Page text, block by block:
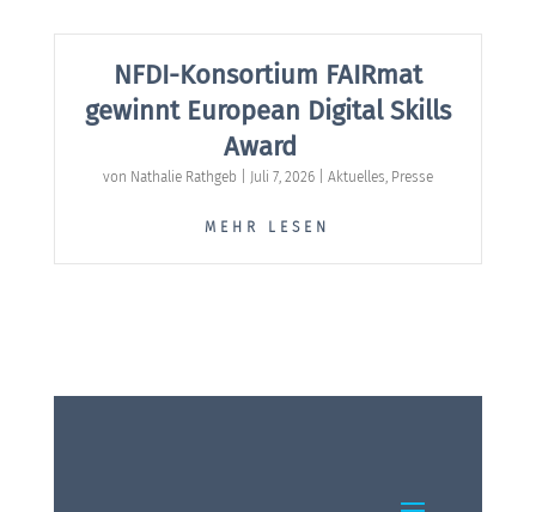
NFDI-Konsortium FAIRmat
gewinnt European Digital Skills
Award
von Nathalie Rathgeb Juli 7, 2026| Aktuelles, Presse
MEHR LESEN